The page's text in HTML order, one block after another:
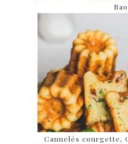
Cannelés courgette,